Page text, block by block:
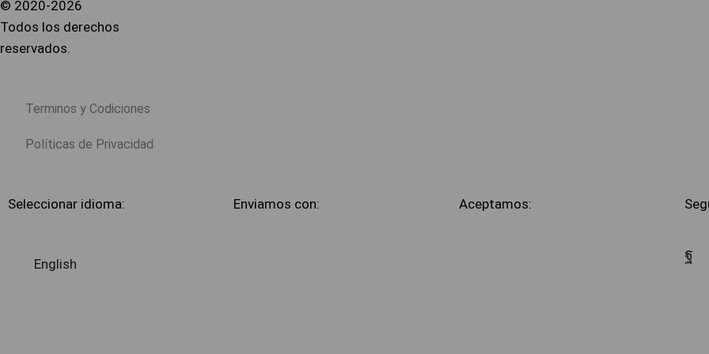
© 2020-2026
Todos los derechos
reservados.
Terminos y Codiciones
Políticas de Privacidad
Seleccionar idioma:
English
Enviamos con: Aceptamos: